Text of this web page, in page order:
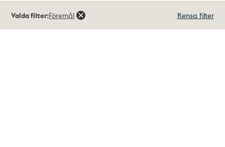
träffar
Valda filter:Föremål Rensa filter